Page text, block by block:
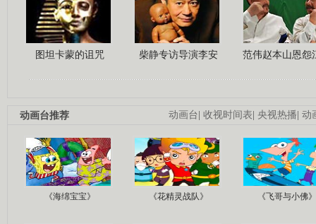
图坦卡蒙的诅咒 柴静专访导演李安 范伟赵本山恩怨
动画台 收视时间表 央视热播 动
动画台推荐
《海绵宝宝》 《花精灵战队》 《飞哥与小佛》